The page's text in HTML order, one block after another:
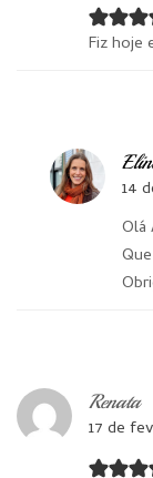
Fiz hoje
14
Olá
Renata
17 de